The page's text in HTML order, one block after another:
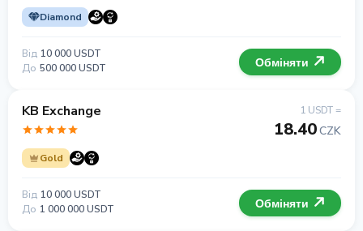
Diamond
Від 10 000 USDT
До 500 000 USDT Обміняти
KB Exchange
Gold
1 USDT =
18.40CZK
Від 10 000 USDT
До 1 000 000 USDT Обміняти